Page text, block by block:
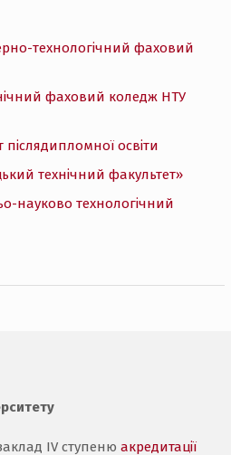
технологічний фаховий
фаховий коледж НТУ
післядипломної освіти
технічний факультет»
науково технологічний
IV ступенюакредитації